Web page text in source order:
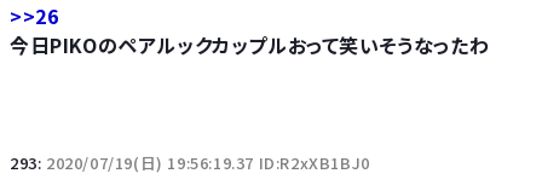
>>26
今日PIKOのペアルックカップルおって笑いそうなったわ
293: 2020/07/19(日) 19:56:19.37 ID:R2xXB1BJ0